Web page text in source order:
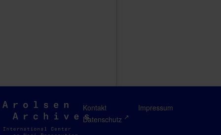
Arolsen
Archives
Kontakt
Impressum
Datenschutz